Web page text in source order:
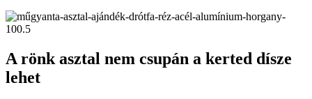
A rönk asztal nem csupán a kerted dísze
lehet